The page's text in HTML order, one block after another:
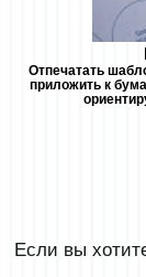
Отпечатать
приложить к
Если вы